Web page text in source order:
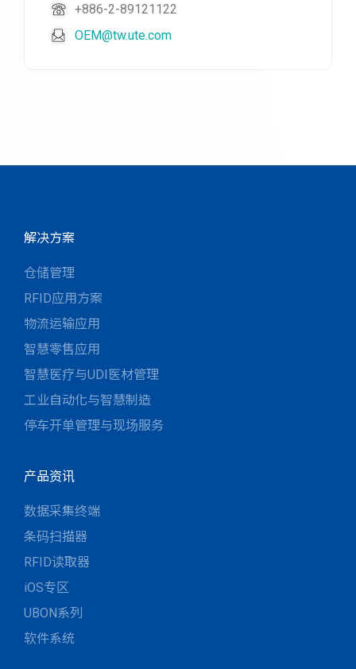
+886-2-89121122
OEM@tw.ute.com
解决方案
仓储管理
RFID应用方案
物流运输应用
智慧零售应用
智慧医疗与UDI医材管理
工业自动化与智慧制造
停车开单管理与现场服务
产品资讯
数据采集终端
条码扫描器
RFID读取器
iOS专区
UBON系列
软件系统